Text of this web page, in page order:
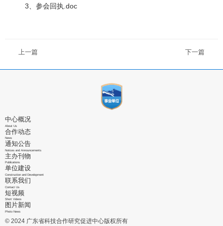
3、参会回执.doc
上一篇 下一篇
中心概况
About Us
合作动态
News
通知公告
Notices and Announcements
主办刊物
Publications
单位建设
Construction and Development
联系我们
Contact Us
短视频
Short Videos
图片新闻
Photo News
© 2024 广东省科技合作研究促进中心版权所有